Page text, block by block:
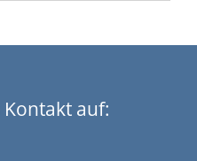
auf: